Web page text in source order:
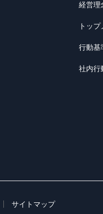
経営理
トッ
行動基
社内行
サイトマップ